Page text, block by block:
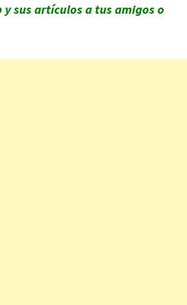
sus artículos a tus amigos o